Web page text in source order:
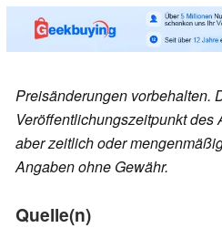
Preisänderungen vorbehalten.
Veröffentlichungszeitpunkt des
aber zeitlich oder
Angaben ohne Gewähr.
Quelle(n)